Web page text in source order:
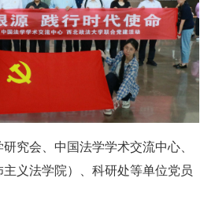
究会、中国法学学术交流中心、
义法学院）、科研处等单位党员